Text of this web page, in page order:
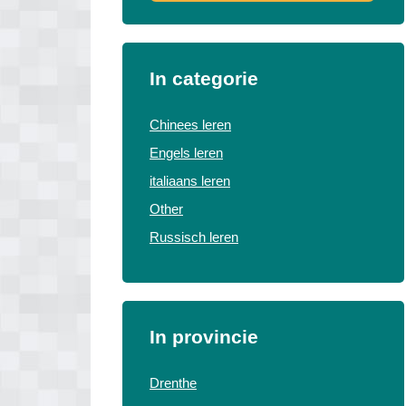
In categorie
Chinees leren
Engels leren
italiaans leren
Other
Russisch leren
In provincie
Drenthe